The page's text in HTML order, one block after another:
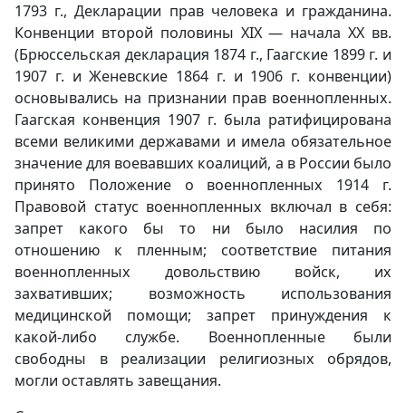
1793 г., Декларации прав человека и гражданина.
Конвенции второй половины XIX — начала XX вв.
(Брюссельская декларация 1874 г., Гаагские 1899 г. и
1907 г. и Женевские 1864 г. и 1906 г. конвенции)
основывались на признании прав военнопленных.
Гаагская конвенция 1907 г. была ратифицирована
всеми великими державами и имела обязательное
значение для воевавших коалиций, а в России было
принято Положение о военнопленных 1914 г.
Правовой статус военнопленных включал в себя:
запрет какого бы то ни было насилия по
отношению к пленным; соответствие питания
военнопленных довольствию войск, их
захвативших; возможность использования
медицинской помощи; запрет принуждения к
какой-либо службе. Военнопленные были
свободны в реализации религиозных обрядов,
могли оставлять завещания.